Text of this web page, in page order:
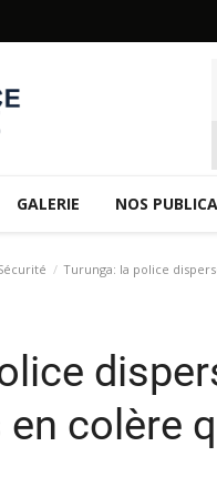
GALERIE NOS
Turunga: la police
colère